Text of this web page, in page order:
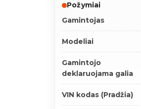
Požymiai
Gamintojas
Modeliai
Gamintojo
deklaruojama galia
VIN kodas (Pradžia)